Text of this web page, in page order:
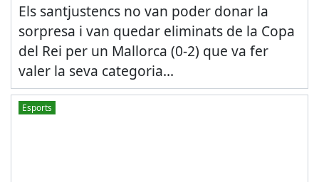
Els santjustencs no van poder donar la
sorpresa i van quedar eliminats de la Copa
del Rei per un Mallorca (0-2) que va fer
valer la seva categoria...
Esports